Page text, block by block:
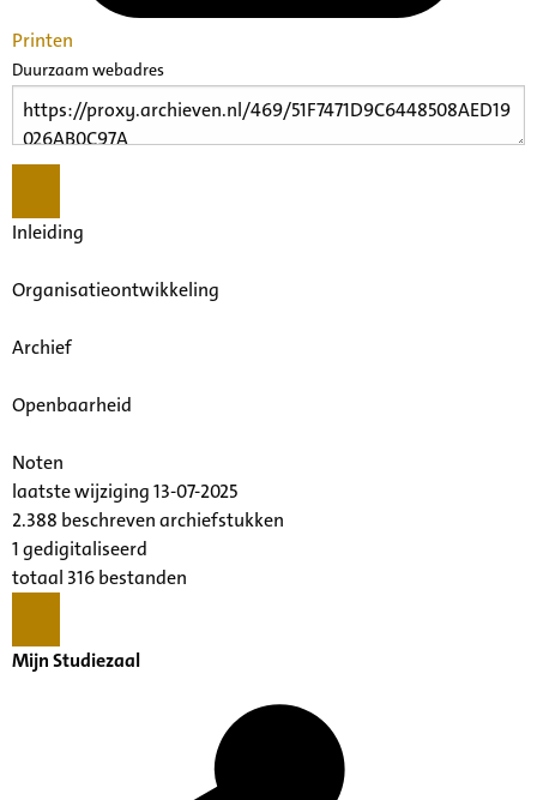
Printen
Duurzaam webadres
Inleiding
Organisatieontwikkeling
Archief
Openbaarheid
Noten
laatste wijziging 13-07-2025
2.388 beschreven archiefstukken
1 gedigitaliseerd
totaal 316 bestanden
Mijn Studiezaal